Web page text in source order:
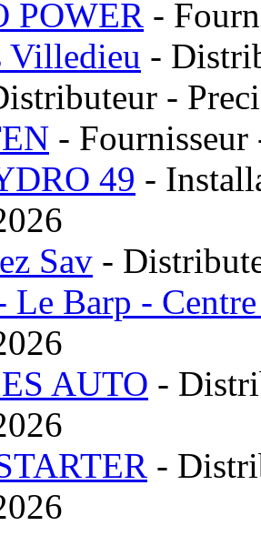
POWER -
Villedieu -
-
-
49 -
Sav -
Le Barp -
AUTO -
-